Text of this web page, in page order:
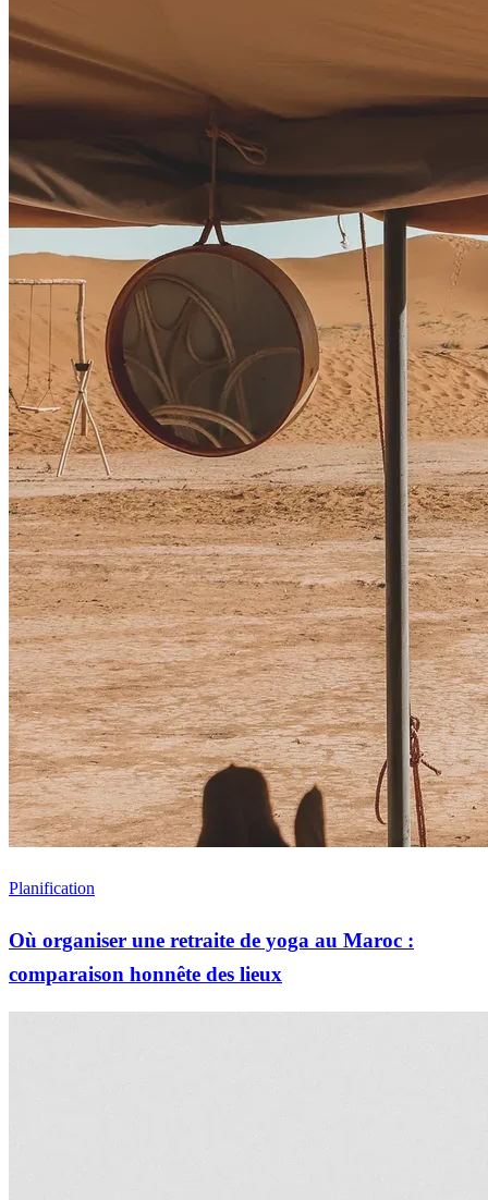
Planification
Où organiser une retraite de yoga au Maroc :
comparaison honnête des lieux